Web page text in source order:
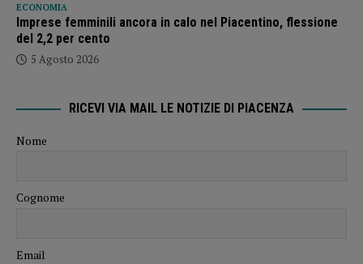
ECONOMIA
Imprese femminili ancora in calo nel Piacentino, flessione
del 2,2 per cento
5 Agosto 2026
RICEVI VIA MAIL LE NOTIZIE DI PIACENZA
Nome
Cognome
Email